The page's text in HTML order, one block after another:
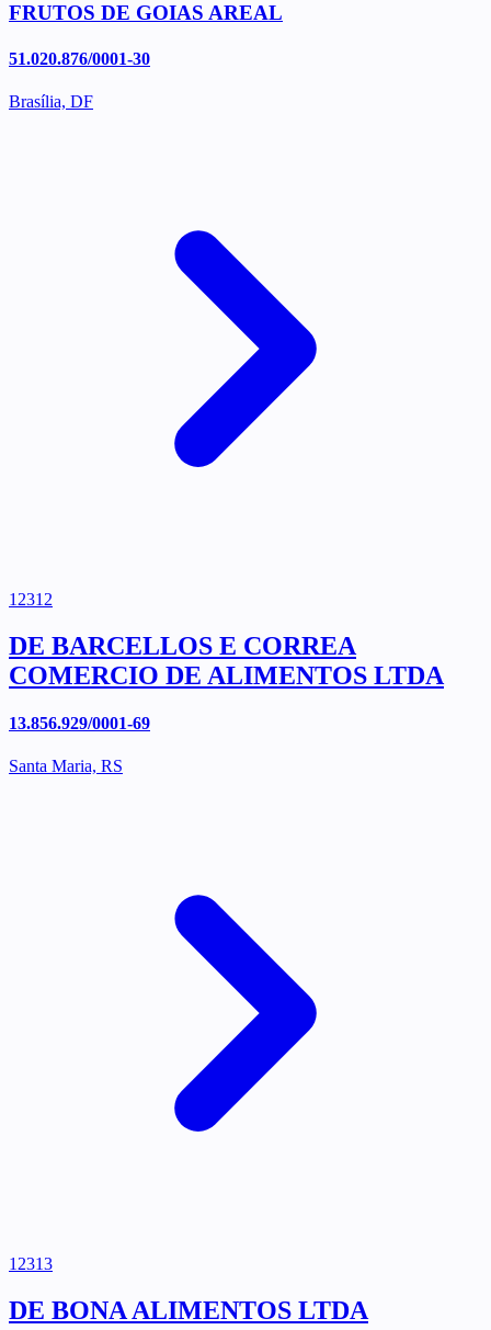
FRUTOS DE GOIAS AREAL
51.020.876/0001-30
Brasília, DF
12312
DE BARCELLOS E CORREA
COMERCIO DE ALIMENTOS LTDA
13.856.929/0001-69
Santa Maria, RS
12313
DE BONA ALIMENTOS LTDA